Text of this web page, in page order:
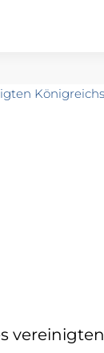
vereinigten